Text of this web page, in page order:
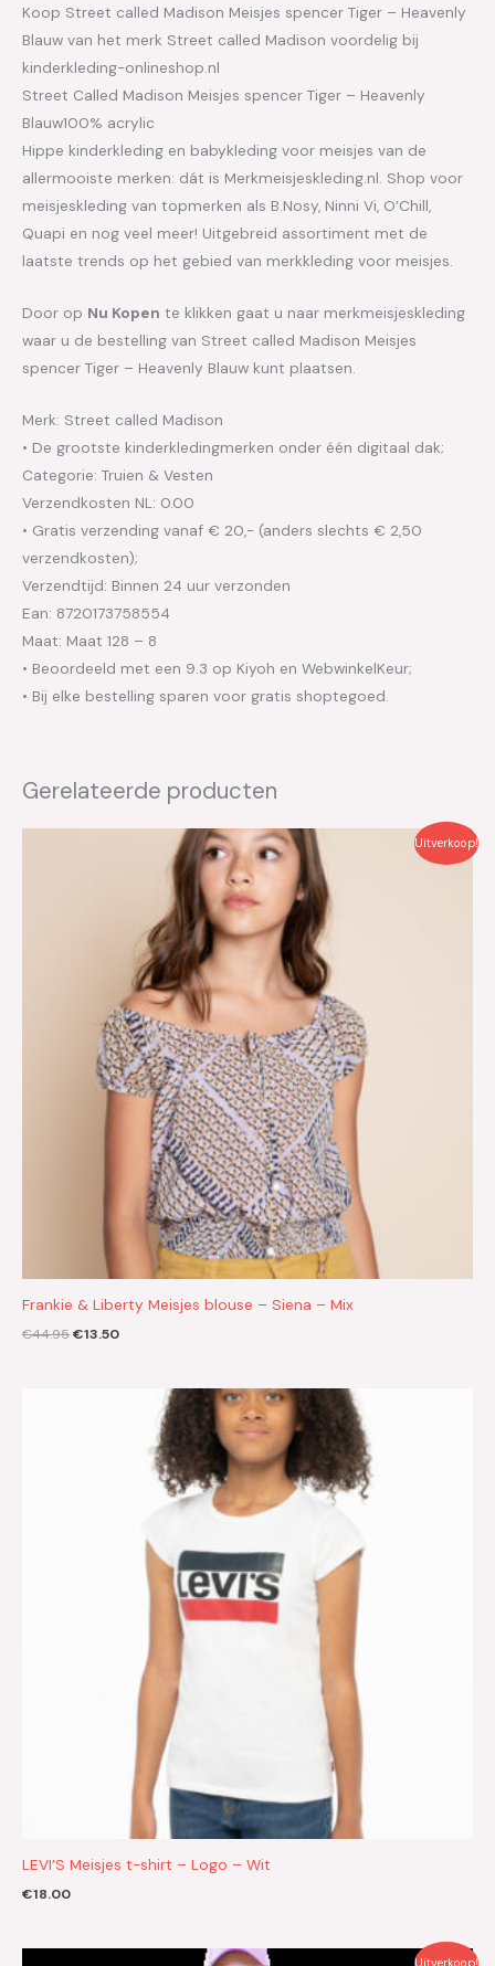
Koop Street called Madison Meisjes spencer Tiger – Heavenly
Blauw van het merk Street called Madison voordelig bij
kinderkleding-onlineshop.nl
Street Called Madison Meisjes spencer Tiger – Heavenly
Blauw100% acrylic
Hippe kinderkleding en babykleding voor meisjes van de
allermooiste merken: dát is Merkmeisjeskleding.nl. Shop voor
meisjeskleding van topmerken als B.Nosy, Ninni Vi, O’Chill,
Quapi en nog veel meer! Uitgebreid assortiment met de
laatste trends op het gebied van merkkleding voor meisjes.
Door op Nu Kopen te klikken gaat u naar merkmeisjeskleding
waar u de bestelling van Street called Madison Meisjes
spencer Tiger – Heavenly Blauw kunt plaatsen.
Merk: Street called Madison
• De grootste kinderkledingmerken onder één digitaal dak;
Categorie: Truien & Vesten
Verzendkosten NL: 0.00
• Gratis verzending vanaf € 20,- (anders slechts € 2,50
verzendkosten);
Verzendtijd: Binnen 24 uur verzonden
Ean: 8720173758554
Maat: Maat 128 – 8
• Beoordeeld met een 9.3 op Kiyoh en WebwinkelKeur;
• Bij elke bestelling sparen voor gratis shoptegoed.
Gerelateerde producten
Uitverkoop!
Frankie & Liberty Meisjes blouse – Siena – Mix
€44.95
Oorspronkelijke
€13.50
LEVI’S Meisjes t-shirt – Logo – Wit
€18.00